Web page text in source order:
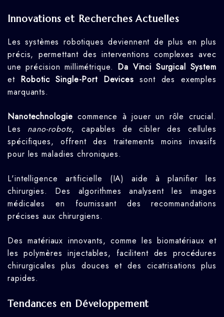
Innovations et Recherches Actuelles
Les systèmes robotiques deviennent de plus en plus
précis, permettant des interventions complexes avec
une précision millimétrique. Da Vinci Surgical System
et Robotic Single-Port Devices sont des exemples
marquants.
Nanotechnologie commence à jouer un rôle crucial.
Les nano-robots, capables de cibler des cellules
spécifiques, offrent des traitements moins invasifs
pour les maladies chroniques.
L'intelligence artificielle (IA) aide à planifier les
chirurgies. Des algorithmes analysent les images
médicales en fournissant des recommandations
précises aux chirurgiens.
Des matériaux innovants, comme les biomatériaux et
les polymères injectables, facilitent des procédures
chirurgicales plus douces et des cicatrisations plus
rapides.
Tendances en Développement